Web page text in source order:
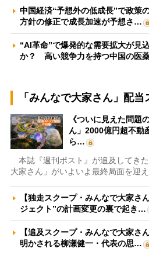
中国経済“予想外の低成長”で政
方針の修正で成長加速が予想さ…
“AI革命”で爆発的な需要拡大が見
か？ 高い競争力を持つ中国の医
「みんなで大家さん」配
《ついに見えた問題
ん」2000億円超不動
ら…
本誌『週刊ポスト』が追及してき
大家さん」がいよいよ最終局面を迎
【独走スクープ・みんなで大家さ
ジェクト”の計画変更の裏で起き…
【追及スクープ・みんなで大家さ
明かされる柳瀬健一・代表の思…